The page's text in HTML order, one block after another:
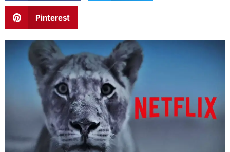
Pinterest